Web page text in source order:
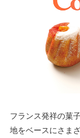
フランス発祥の菓
地をベースにさま